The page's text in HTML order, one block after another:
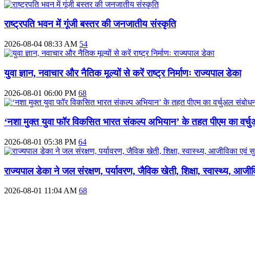
राष्ट्रपति भवन में गूंजी बस्तर की जनजातीय संस्कृति
2026-08-04 08:33 AM 54
युवा ज्ञान, नवाचार और नैतिक मूल्यों से करें राष्ट्र निर्माणः राज्यपाल डेका
2026-08-01 06:00 PM 68
‘नशा मुक्त युवा फॉर विकसित भारत संकल्प अभियान’ के तहत पीएम का
2026-08-01 05:38 PM 64
राज्यपाल डेका ने जल संरक्षण, पर्यावरण, जैविक खेती, शिक्षा, स्वास्थ्य,
2026-08-01 11:04 AM 68